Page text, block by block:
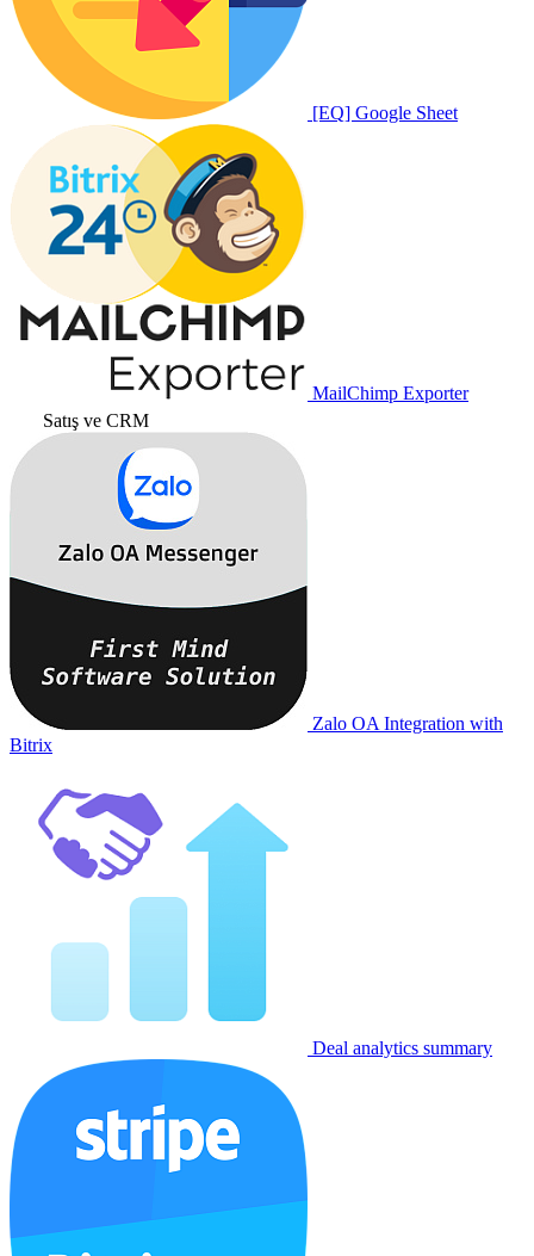
[EQ] Google Sheet
MailChimp Exporter
Satış ve CRM
Zalo OA Integration with
Bitrix
Deal analytics summary